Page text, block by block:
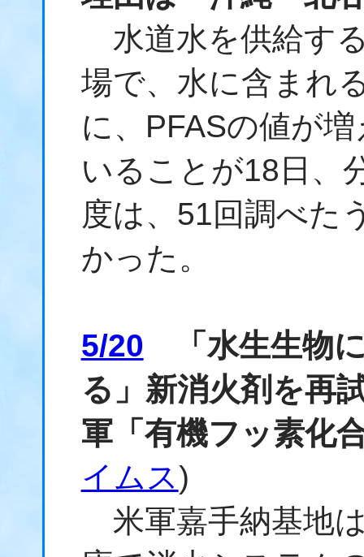
水道水を供給す
場で、水に含まれ
に、PFASの値が
いることが18日、
度は、51回調べた
かった。
5/20 「水生生物
る」新消火剤を
軍「有機フッ素化
イムス)
米軍嘉手納基地